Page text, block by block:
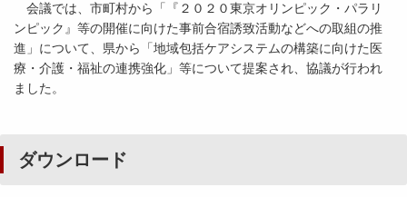
会議では、市町村から「『２０２０東京オリンピック・パラリ
ンピック』等の開催に向けた事前合宿誘致活動などへの取組の推
進」について、県から「地域包括ケアシステムの構築に向けた医
療・介護・福祉の連携強化」等について提案され、協議が行われ
ました。
ダウンロード